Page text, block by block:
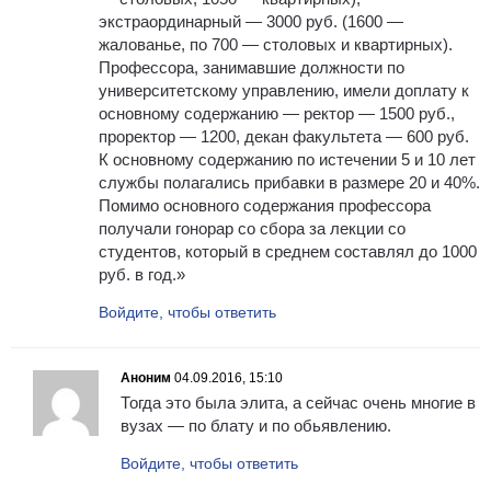
экстраординарный — 3000 руб. (1600 —
жалованье, по 700 — столовых и квартирных).
Профессора, занимавшие должности по
университетскому управлению, имели доплату к
основному содержанию — ректор — 1500 руб.,
проректор — 1200, декан факультета — 600 руб.
К основному содержанию по истечении 5 и 10 лет
службы полагались прибавки в размере 20 и 40%.
Помимо основного содержания профессора
получали гонорар со сбора за лекции со
студентов, который в среднем составлял до 1000
руб. в год.»
Войдите, чтобы ответить
Аноним 04.09.2016, 15:10
Тогда это была элита, а сейчас очень многие в
вузах — по блату и по обьявлению.
Войдите, чтобы ответить